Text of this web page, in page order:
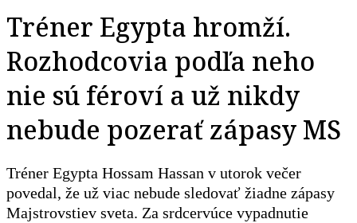
Tréner Egypta hromží.
Rozhodcovia podľa neho
nie sú féroví a už nikdy
nebude pozerať zápasy MS
Tréner Egypta Hossam Hassan v utorok večer
povedal, že už viac nebude sledovať žiadne zápasy
Majstrovstiev sveta. Za srdcervúce vypadnutie